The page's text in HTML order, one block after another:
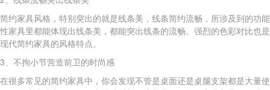
简约家具风格，特别突出的就是线条美，线条简约流畅，所涉及到的功能
性家具里都能体现出线条美，都能突出线条的流畅。强烈的色彩对比也是
现代简约家具的风格特点。
3、不拘小节营造前卫的时尚感
在很多常见的简约家具中，你会发现不管是桌面还是桌腿支架都是大量使